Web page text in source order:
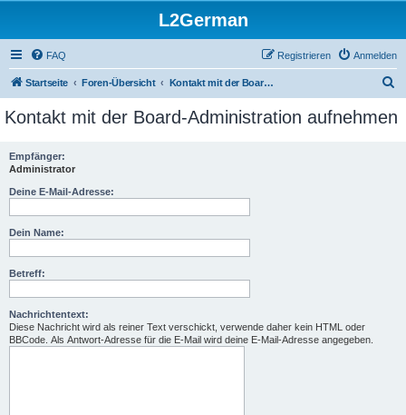
L2German
FAQ Anmelden
Registrieren
Startseite Foren-Übersicht Kontakt mit der Board-Administration aufnehmen
c
Kontakt mit der Board-Administration aufnehmen
Empfänger:
Administrator
Deine E-Mail-Adresse:
Dein Name:
Betreff:
Nachrichtentext:
Diese Nachricht wird als reiner Text verschickt, verwende daher kein HTML oder
BBCode. Als Antwort-Adresse für die E-Mail wird deine E-Mail-Adresse angegeben.